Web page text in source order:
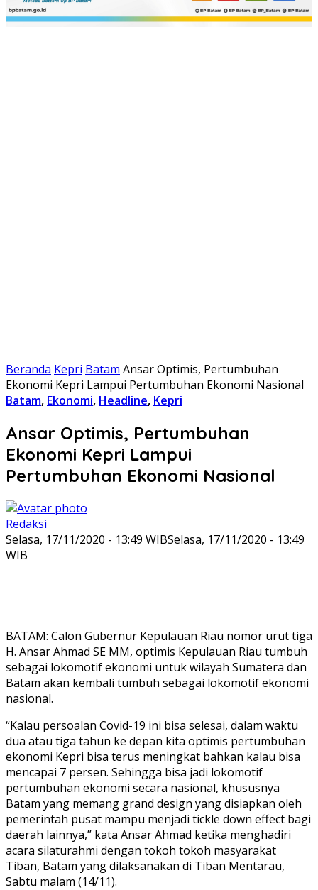
Beranda Kepri Batam Ansar Optimis, Pertumbuhan
Ekonomi Kepri Lampui Pertumbuhan Ekonomi Nasional
Batam, Ekonomi, Headline, Kepri
Ansar Optimis, Pertumbuhan
Ekonomi Kepri Lampui
Pertumbuhan Ekonomi Nasional
Redaksi
Selasa, 17/11/2020 - 13:49 WIBSelasa, 17/11/2020 - 13:49
WIB
BATAM: Calon Gubernur Kepulauan Riau nomor urut tiga
H. Ansar Ahmad SE MM, optimis Kepulauan Riau tumbuh
sebagai lokomotif ekonomi untuk wilayah Sumatera dan
Batam akan kembali tumbuh sebagai lokomotif ekonomi
nasional.
“Kalau persoalan Covid-19 ini bisa selesai, dalam waktu
dua atau tiga tahun ke depan kita optimis pertumbuhan
ekonomi Kepri bisa terus meningkat bahkan kalau bisa
mencapai 7 persen. Sehingga bisa jadi lokomotif
pertumbuhan ekonomi secara nasional, khususnya
Batam yang memang grand design yang disiapkan oleh
pemerintah pusat mampu menjadi tickle down effect bagi
daerah lainnya,” kata Ansar Ahmad ketika menghadiri
acara silaturahmi dengan tokoh tokoh masyarakat
Tiban, Batam yang dilaksanakan di Tiban Mentarau,
Sabtu malam (14/11).